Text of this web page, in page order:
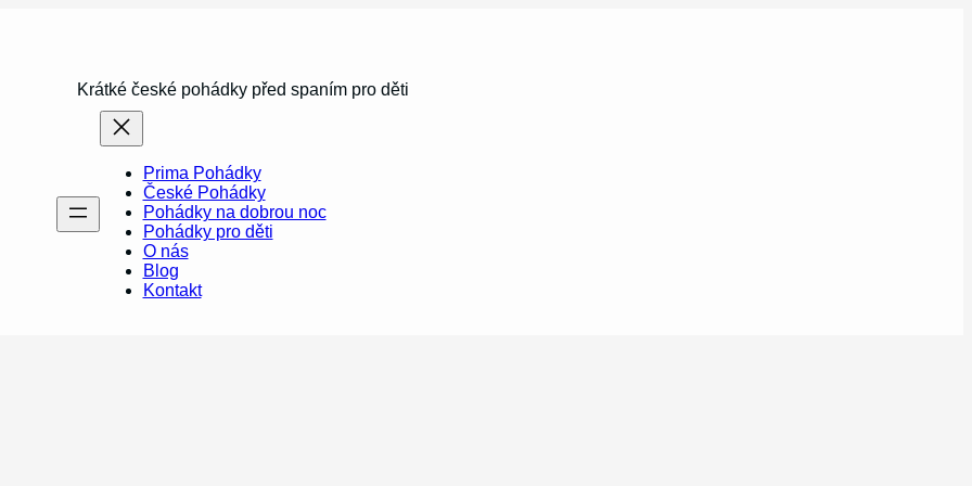
Krátké české pohádky před spaním pro děti
Prima Pohádky
České Pohádky
Pohádky na dobrou noc
Pohádky pro děti
O nás
Blog
Kontakt